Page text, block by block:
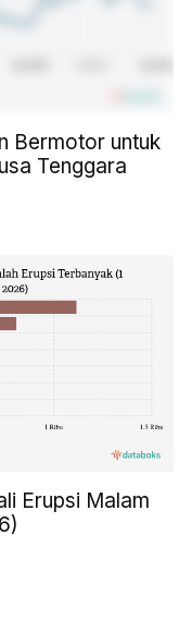
Bermotor untuk
Tenggara
Erupsi Malam